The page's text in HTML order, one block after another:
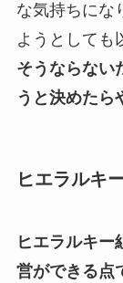
な気持ちにな
ようとしても
そうならない
うと決めたら
ヒエラルキ
ヒエラルキー
営ができる点